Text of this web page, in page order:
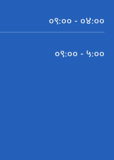
०९:०० - ०४:००
०९:०० - ५:००